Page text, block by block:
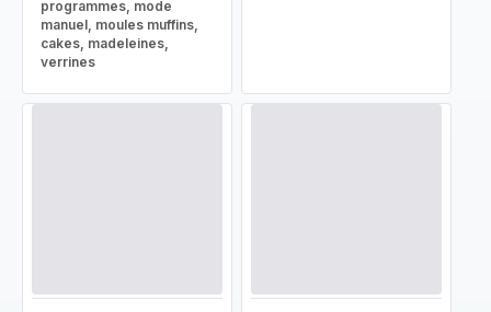
programmes, mode
manuel, moules muffins,
cakes, madeleines,
verrines